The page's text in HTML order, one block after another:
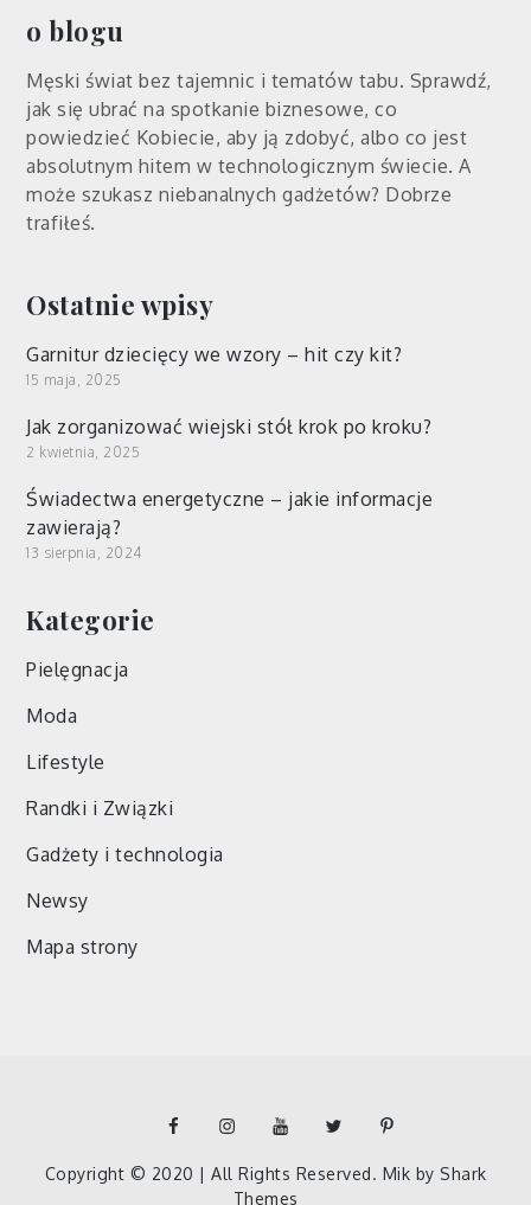
o blogu
Męski świat bez tajemnic i tematów tabu. Sprawdź,
jak się ubrać na spotkanie biznesowe, co
powiedzieć Kobiecie, aby ją zdobyć, albo co jest
absolutnym hitem w technologicznym świecie. A
może szukasz niebanalnych gadżetów? Dobrze
trafiłeś.
Ostatnie wpisy
Garnitur dziecięcy we wzory – hit czy kit?
15 maja, 2025
Jak zorganizować wiejski stół krok po kroku?
2 kwietnia, 2025
Świadectwa energetyczne – jakie informacje
zawierają?
13 sierpnia, 2024
Kategorie
Pielęgnacja
Moda
Lifestyle
Randki i Związki
Gadżety i technologia
Newsy
Mapa strony
facebookinstagramYouTubeTwitterpinterest
Copyright © 2020 | All Rights Reserved. Mik by Shark
Themes